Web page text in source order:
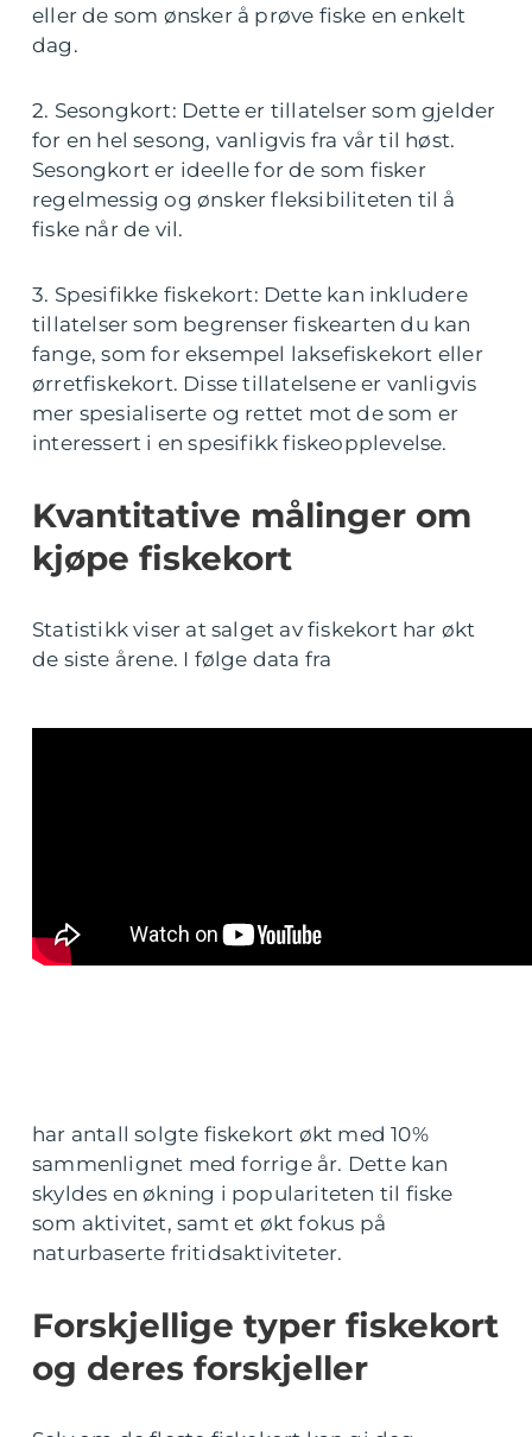
eller de som ønsker å prøve fiske en enkelt
dag.
2. Sesongkort: Dette er tillatelser som gjelder
for en hel sesong, vanligvis fra vår til høst.
Sesongkort er ideelle for de som fisker
regelmessig og ønsker fleksibiliteten til å
fiske når de vil.
3. Spesifikke fiskekort: Dette kan inkludere
tillatelser som begrenser fiskearten du kan
fange, som for eksempel laksefiskekort eller
ørretfiskekort. Disse tillatelsene er vanligvis
mer spesialiserte og rettet mot de som er
interessert i en spesifikk fiskeopplevelse.
Kvantitative målinger om
kjøpe fiskekort
Statistikk viser at salget av fiskekort har økt
de siste årene. I følge data fra
har antall solgte fiskekort økt med 10%
sammenlignet med forrige år. Dette kan
skyldes en økning i populariteten til fiske
som aktivitet, samt et økt fokus på
naturbaserte fritidsaktiviteter.
Forskjellige typer fiskekort
og deres forskjeller